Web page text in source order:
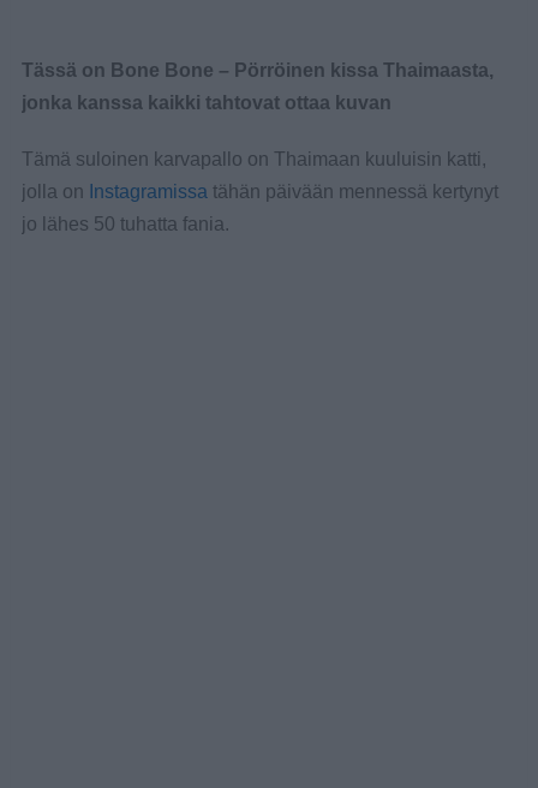
Tässä on Bone Bone – Pörröinen kissa Thaimaasta,
jonka kanssa kaikki tahtovat ottaa kuvan
Tämä suloinen karvapallo on Thaimaan kuuluisin katti,
jolla on Instagramissa tähän päivään mennessä kertynyt
jo lähes 50 tuhatta fania.